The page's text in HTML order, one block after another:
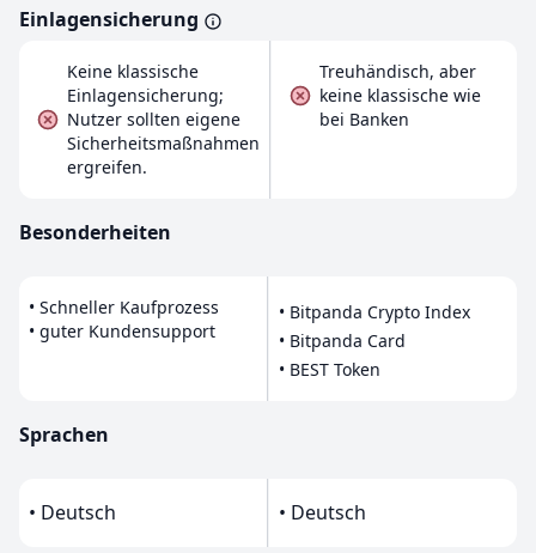
Einlagensicherung
Keine klassische
Einlagensicherung;
Nutzer sollten eigene
Sicherheitsmaßnahmen
ergreifen.
Treuhändisch, aber
keine klassische wie
bei Banken
Besonderheiten
• Schneller Kaufprozess
• guter Kundensupport
• Bitpanda Crypto Index
• Bitpanda Card
• BEST Token
Sprachen
• Deutsch • Deutsch